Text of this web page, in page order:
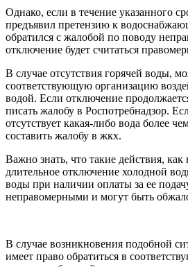
Однако, если в течение указанного
предъявил претензию к
обратился с жалобой по поводу
отключение будет считаться
В случае отсутствия горячей воды,
соответствующую организацию
водой. Если отключение
писать жалобу в Роспотребнадзор.
отсутствует какая-либо вода более
составить жалобу в жкх.
Важно знать, что такие действия, как
длительное отключение холодной
воды при наличии оплаты за ее
неправомерными и могут быть
В случае возникновения подобной
имеет право обратиться в